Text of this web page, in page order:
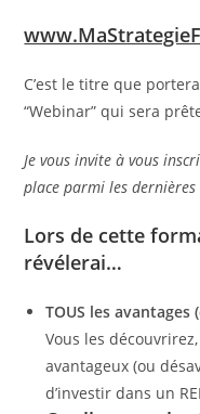
C’est le titre que
“Webinar” qui sera
Je vous invite à vous
place parmi les dernières
Lors de cette
révélerai…
TOUS les avantages
Vous les
avantageux (ou
d’investir dans un